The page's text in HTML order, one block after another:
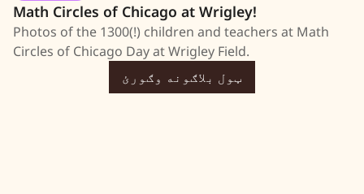
Math Circles of Chicago at Wrigley!
Photos of the 1300(!) children and teachers at Math
Circles of Chicago Day at Wrigley Field.
ټول بلاګونه وګورئ